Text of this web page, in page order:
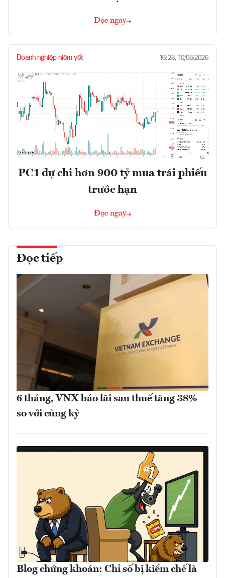
Đọc ngay
Doanh nghiệp niêm yết 16:28, 10/08/2026
PC1 dự chi hơn 900 tỷ mua trái phiếu
trước hạn
Đọc ngay
Đọc tiếp
6 tháng, VNX báo lãi sau thuế tăng 38%
so với cùng kỳ
Blog chứng khoán: Chỉ số bị kiềm chế là